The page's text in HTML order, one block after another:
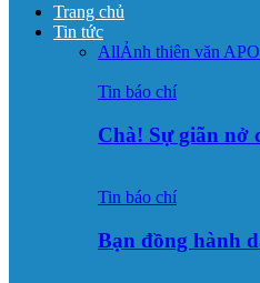
Trang chủ
Tin tức
AllẢnh thiên văn
Tin báo chí
Chà! Sự giãn nở
Tin báo chí
Bạn đồng hành